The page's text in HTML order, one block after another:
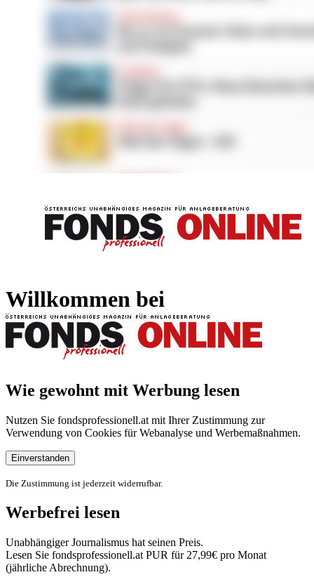
Willkommen bei
Wie gewohnt mit Werbung lesen
Nutzen Sie fondsprofessionell.at mit Ihrer Zustimmung zur
Verwendung von Cookies für Webanalyse und Werbemaßnahmen.
Einverstanden
Die Zustimmung ist jederzeit widerrufbar.
Werbefrei lesen
Unabhängiger Journalismus hat seinen Preis.
Lesen Sie fondsprofessionell.at PUR für 27,99€ pro Monat
(jährliche Abrechnung).